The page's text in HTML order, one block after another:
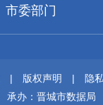
市委部门
| 版权声明 |
隐
承办：晋城市数据局